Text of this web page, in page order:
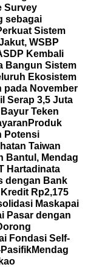
Survey
sebagai
Sistem
WSBP
Kembali
Bangun Sistem
Ekosistem
pada November
Serap 3,5 Juta
Bayur Teken
Produk
Potensi
Taiwan
Bantul, Mendag
Hartadinata
dengan Bank
Rp2,175
Maskapai
Pasar dengan
Fondasi Self-
Mendag